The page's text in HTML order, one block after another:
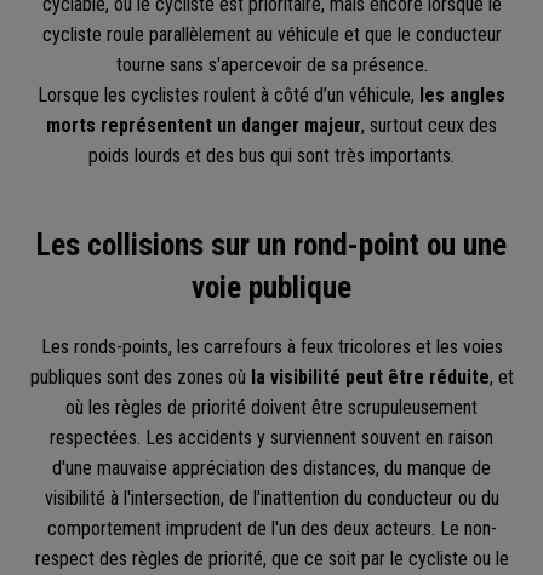
cycliste roule parallèlement au véhicule et que le conducteur
tourne sans s'apercevoir de sa présence.
Lorsque les cyclistes roulent à côté d’un véhicule, les angles
morts représentent un danger majeur, surtout ceux des
poids lourds et des bus qui sont très importants.
Les collisions sur un rond-point ou une
voie publique
Les ronds-points, les carrefours à feux tricolores et les voies
publiques sont des zones où la visibilité peut être réduite, et
où les règles de priorité doivent être scrupuleusement
respectées. Les accidents y surviennent souvent en raison
d'une mauvaise appréciation des distances, du manque de
visibilité à l'intersection, de l'inattention du conducteur ou du
comportement imprudent de l'un des deux acteurs. Le non-
respect des règles de priorité, que ce soit par le cycliste ou le